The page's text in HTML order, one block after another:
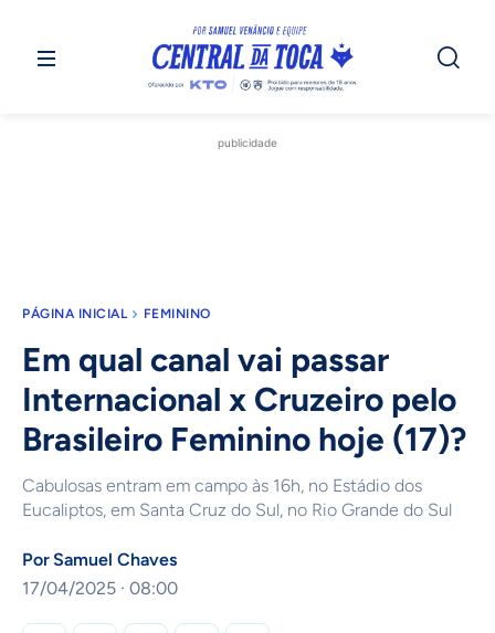
publicidade
PÁGINA INICIAL FEMININO
Em qual canal vai passar
Internacional x Cruzeiro pelo
Brasileiro Feminino hoje (17)?
Cabulosas entram em campo às 16h, no Estádio dos
Eucaliptos, em Santa Cruz do Sul, no Rio Grande do Sul
Por Samuel Chaves
17/04/2025 · 08:00